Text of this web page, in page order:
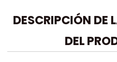
materiales conductores.
DK7732 logra un equilibrio
DESCRIPCIÓN DE
DEL